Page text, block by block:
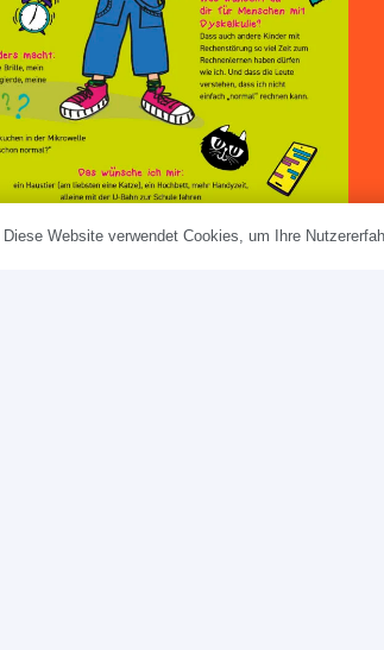
Kalenderblatt Entwurf – Dyskalkulie
Diese Website verwendet Cookies, um Ihre